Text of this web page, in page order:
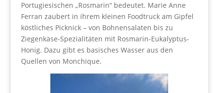
Portugiesischen „Rosmarin“ bedeutet. Marie Anne
Ferran zaubert in ihrem kleinen Foodtruck am Gipfel
köstliches Picknick – von Bohnensalaten bis zu
Ziegenkäse-Spezialitäten mit Rosmarin-Eukalyptus-
Honig. Dazu gibt es basisches Wasser aus den
Quellen von Monchique.